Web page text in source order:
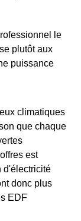
le
plutôt aux
puissance
climatiques
que chaque
est
d'électricité
donc plus
EDF